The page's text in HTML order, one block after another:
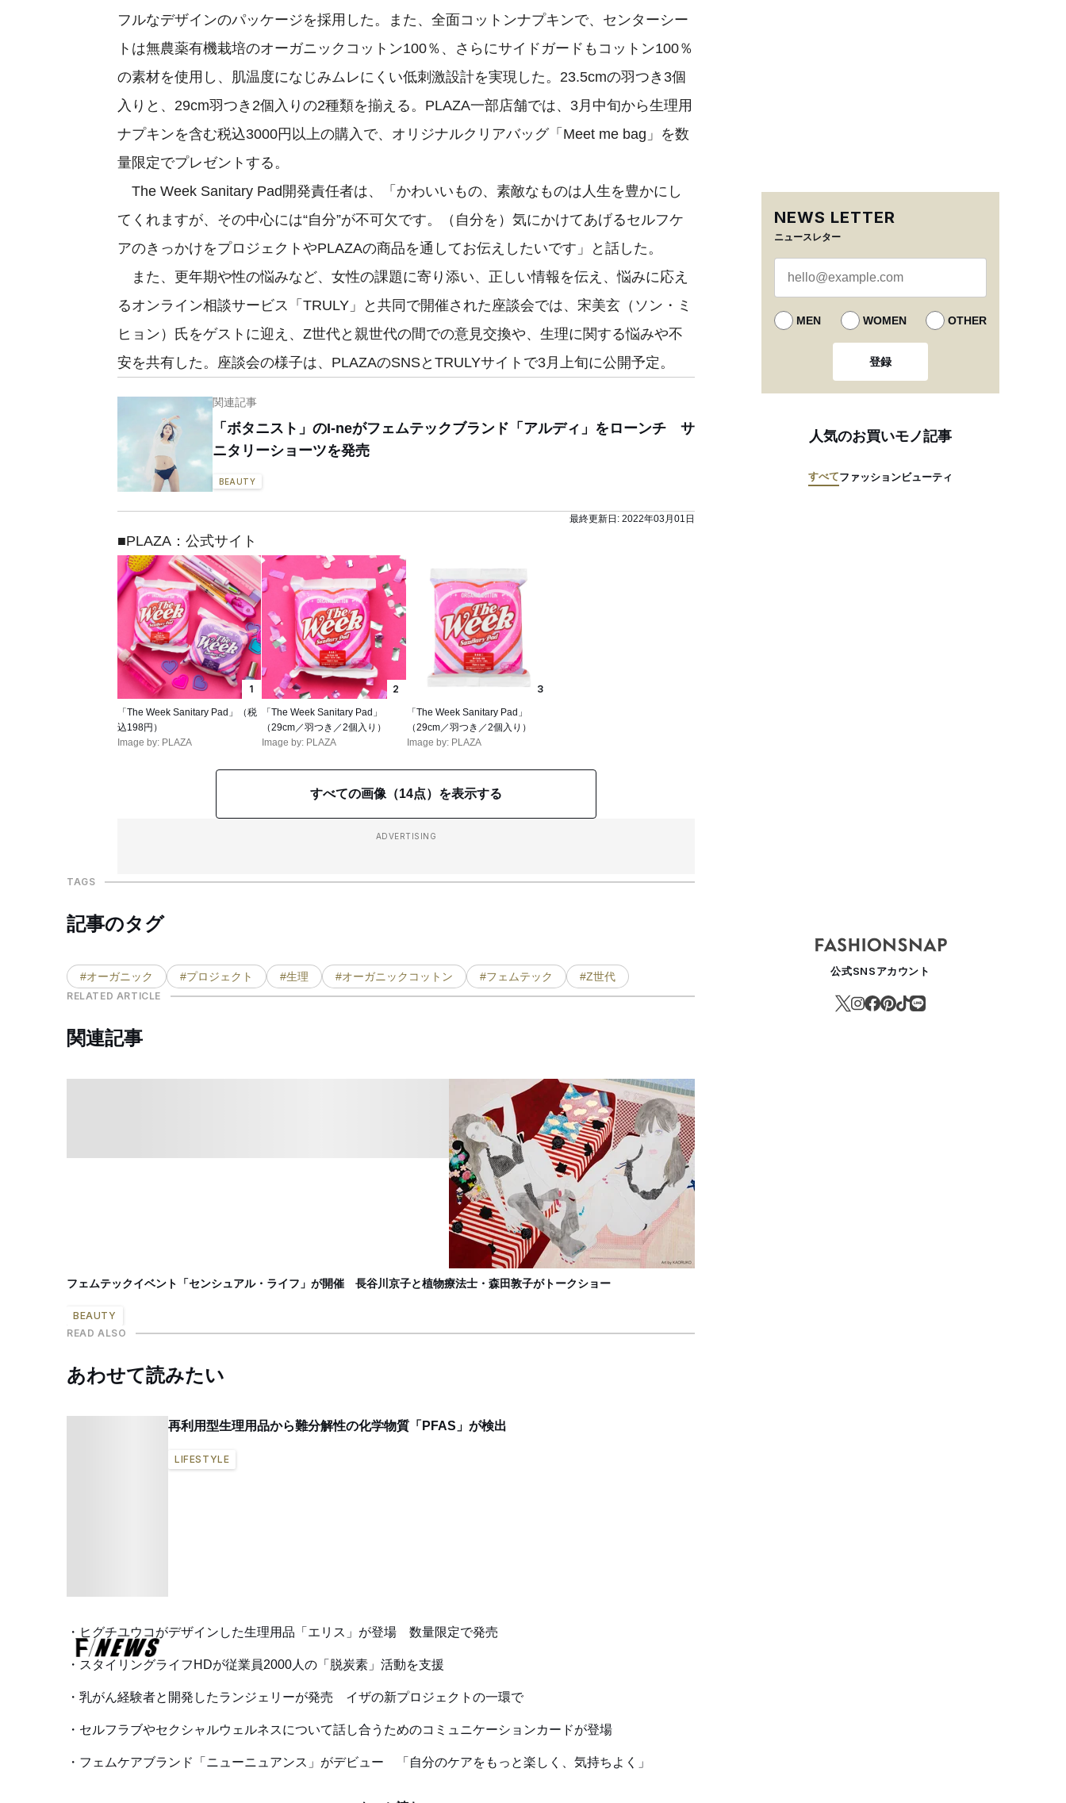
フルなデザインのパッケージを採用した。また、全面コットンナプキンで、センターシー
トは無農薬有機栽培のオーガニックコットン100％、さらにサイドガードもコットン100％
の素材を使用し、肌温度になじみムレにくい低刺激設計を実現した。23.5cmの羽つき3個
入りと、29cm羽つき2個入りの2種類を揃える。PLAZA一部店舗では、3月中旬から生理用
ナプキンを含む税込3000円以上の購入で、オリジナルクリアバッグ「Meet me bag」を数
量限定でプレゼントする。
The Week Sanitary Pad開発責任者は、「かわいいもの、素敵なものは人生を豊かにし
てくれますが、その中心には“自分”が不可欠です。（自分を）気にかけてあげるセルフケ
アのきっかけをプロジェクトやPLAZAの商品を通してお伝えしたいです」と話した。
また、更年期や性の悩みなど、女性の課題に寄り添い、正しい情報を伝え、悩みに応え
るオンライン相談サービス「TRULY」と共同で開催された座談会では、宋美玄（ソン・ミ
ヒョン）氏をゲストに迎え、Z世代と親世代の間での意見交換や、生理に関する悩みや不
安を共有した。座談会の様子は、PLAZAのSNSとTRULYサイトで3月上旬に公開予定。
関連記事
「ボタニスト」のI-neがフェムテックブランド「アルディ」をローンチ サ
ニタリーショーツを発売
BEAUTY
最終更新日: 2022年03月01日
■PLAZA：公式サイト
1
「The Week Sanitary Pad」（税
込198円）
Image by: PLAZA
2
「The Week Sanitary Pad」
（29cm／羽つき／2個入り）
Image by: PLAZA
3
「The Week Sanitary Pad」
（29cm／羽つき／2個入り）
Image by: PLAZA
すべての画像（14点）を表示する
ADVERTISING
TAGS
記事のタグ
#オーガニック #プロジェクト #生理 #オーガニックコットン #フェムテック #Z世代
RELATED ARTICLE
関連記事
フェムテックイベント「センシュアル・ライフ」が開催 長谷川京子と植物療法士・森田敦子がトークショー
BEAUTY
READ ALSO
あわせて読みたい
再利用型生理用品から難分解性の化学物質「PFAS」が検出
LIFESTYLE
ヒグチユウコがデザインした生理用品「エリス」が登場 数量限定で発売
スタイリングライフHDが従業員2000人の「脱炭素」活動を支援
乳がん経験者と開発したランジェリーが発売 イザの新プロジェクトの一環で
セルフラブやセクシャルウェルネスについて話し合うためのコミュニケーションカードが登場
フェムケアブランド「ニューニュアンス」がデビュー 「自分のケアをもっと楽しく、気持ちよく」
NEWS LETTER
ニュースレター
MEN WOMEN OTHER
登録
人気のお買いモノ記事
すべてファッションビューティ
公式SNSアカウント